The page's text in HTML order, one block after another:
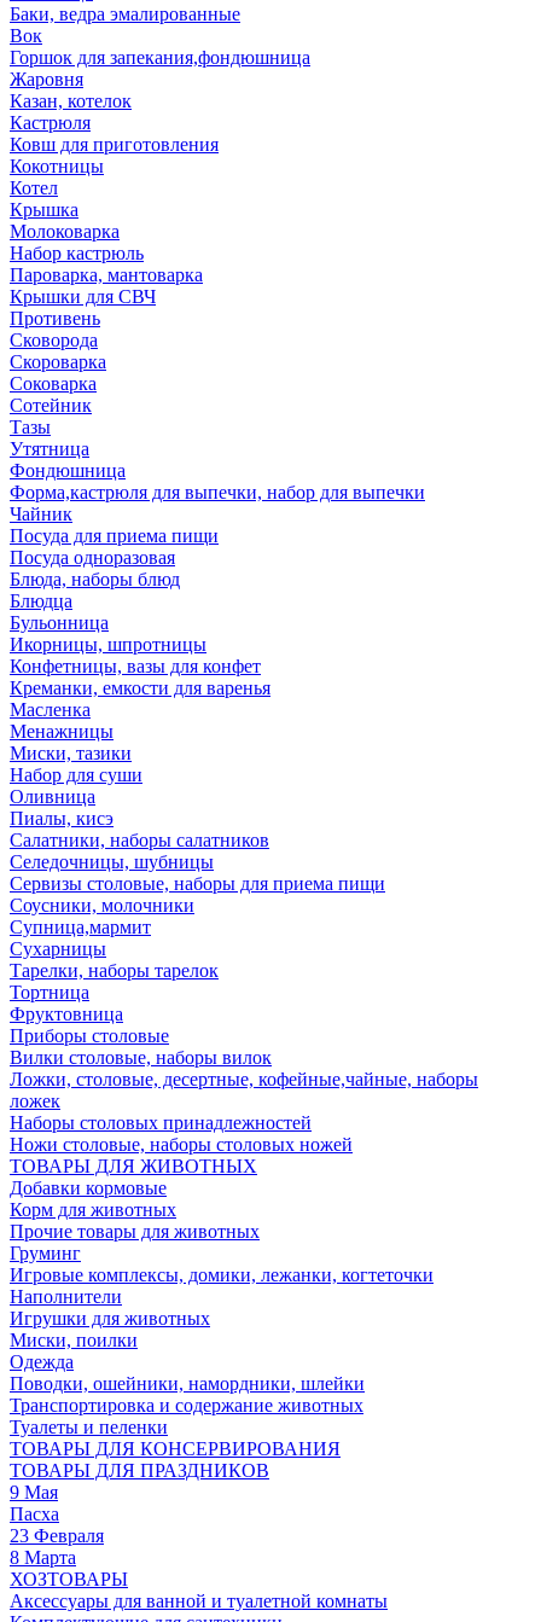
Баки, ведра эмалированные
Вок
Горшок для запекания,фондюшница
Жаровня
Казан, котелок
Кастрюля
Ковш для приготовления
Кокотницы
Котел
Крышка
Молоковарка
Набор кастрюль
Пароварка, мантоварка
Крышки для СВЧ
Противень
Сковорода
Скороварка
Соковарка
Сотейник
Тазы
Утятница
Фондюшница
Форма,кастрюля для выпечки, набор для выпечки
Чайник
Посуда для приема пищи
Посуда одноразовая
Блюда, наборы блюд
Блюдца
Бульонница
Икорницы, шпротницы
Конфетницы, вазы для конфет
Креманки, емкости для варенья
Масленка
Менажницы
Миски, тазики
Набор для суши
Оливница
Пиалы, кисэ
Салатники, наборы салатников
Селедочницы, шубницы
Сервизы столовые, наборы для приема пищи
Соусники, молочники
Супница,мармит
Сухарницы
Тарелки, наборы тарелок
Тортница
Фруктовница
Приборы столовые
Вилки столовые, наборы вилок
Ложки, столовые, десертные, кофейные,чайные, наборы
ложек
Наборы столовых принадлежностей
Ножи столовые, наборы столовых ножей
ТОВАРЫ ДЛЯ ЖИВОТНЫХ
Добавки кормовые
Корм для животных
Прочие товары для животных
Груминг
Игровые комплексы, домики, лежанки, когтеточки
Наполнители
Игрушки для животных
Миски, поилки
Одежда
Поводки, ошейники, намордники, шлейки
Транспортировка и содержание животных
Туалеты и пеленки
ТОВАРЫ ДЛЯ КОНСЕРВИРОВАНИЯ
ТОВАРЫ ДЛЯ ПРАЗДНИКОВ
9 Мая
Пасха
23 Февраля
8 Марта
ХОЗТОВАРЫ
Аксессуары для ванной и туалетной комнаты